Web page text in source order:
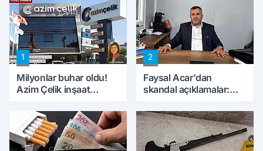
1
Milyonlar buhar oldu!
Azim Çelik inşaat
konuştu
2
Faysal Acar'dan
skandal açıklamalar:
peynircilerimizi de
kıskaca aldı, müdahale
ettik'